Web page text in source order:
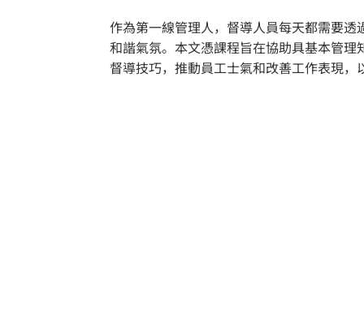
作為第一線管理人，督導人員每天都需要
和諧氣氛。本文憑課程旨在協助具基本管
督導技巧，推動員工士氣和改善工作表現